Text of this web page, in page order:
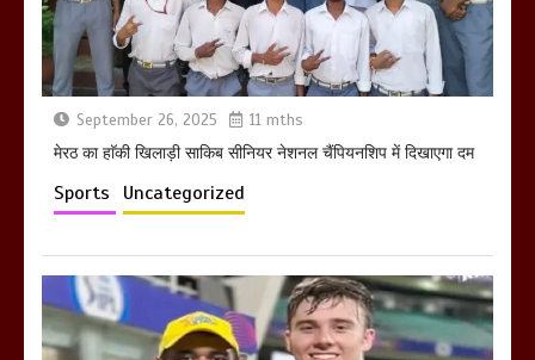
March 11, 2025
September 26, 2025 11 mths
मेरठ का हाॅकी खिलाड़ी साकिब सीनियर नेशनल चैंपियनशिप में दिखाएगा दम
Sports Uncategorized